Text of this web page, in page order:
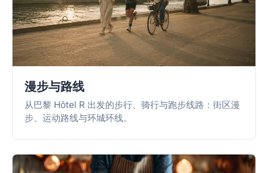
漫步与路线
从巴黎 Hôtel R 出发的步行、骑行与跑步线路：街区漫
步、运动路线与环城环线。